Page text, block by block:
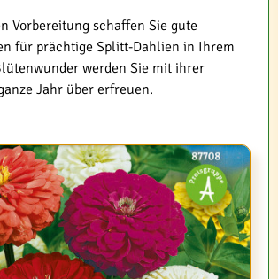
Vorbereitung schaffen Sie gute
für prächtige Splitt-Dahlien in Ihrem
werden Sie mit ihrer
Jahr über erfreuen.